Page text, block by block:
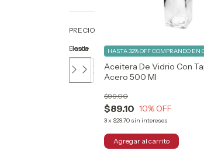
PRECIO
Desde
Hasta
Aceitera De Vidrio Con
Acero 500 Ml
$89.10
$99.00
10% OFF
3x $29.70 sin intereses
HASTA 32% OFFCOMPRANDO EN